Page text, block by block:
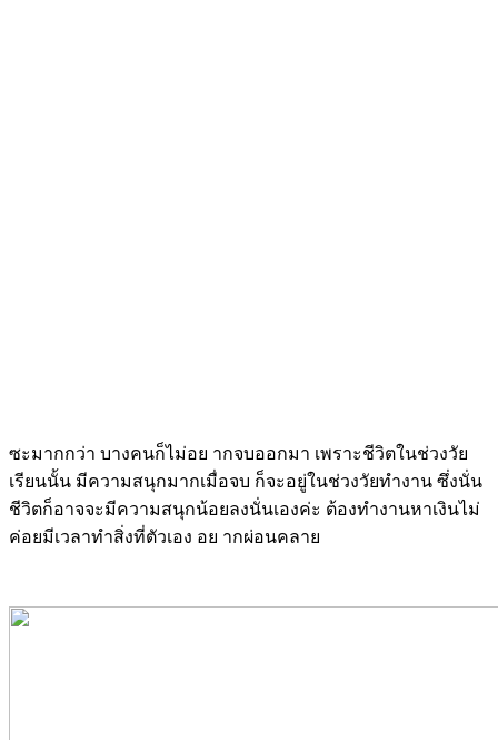
ซะมากกว่า บางคนก็ไม่อย ากจบออกมา เพราะชีวิตในช่วงวัย
เรียนนั้น มีความสนุกมากเมื่อจบ ก็จะอยู่ในช่วงวัยทำงาน ซึ่งนั่น
ชีวิตก็อาจจะมีความสนุกน้อยลงนั่นเองค่ะ ต้องทำงานหาเงินไม่
ค่อยมีเวลาทำสิ่งที่ตัวเอง อย ากผ่อนคลาย